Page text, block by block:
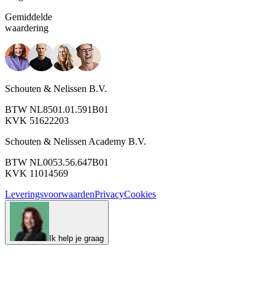
Gemiddelde
waardering
Schouten & Nelissen B.V.
BTW NL8501.01.591B01
KVK 51622203
Schouten & Nelissen Academy B.V.
BTW NL0053.56.647B01
KVK 11014569
LeveringsvoorwaardenPrivacyCookies
Ik help je graag